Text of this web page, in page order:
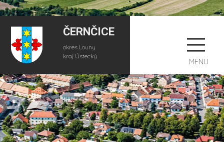
ČERNČICE
okres Louny
kraj Ústecký
MENU